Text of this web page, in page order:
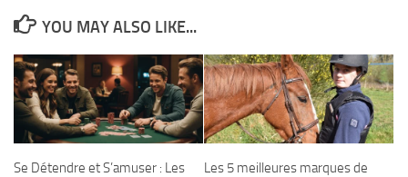
YOU MAY ALSO LIKE...
Se Détendre et S’amuser : Les
Les 5 meilleures marques de